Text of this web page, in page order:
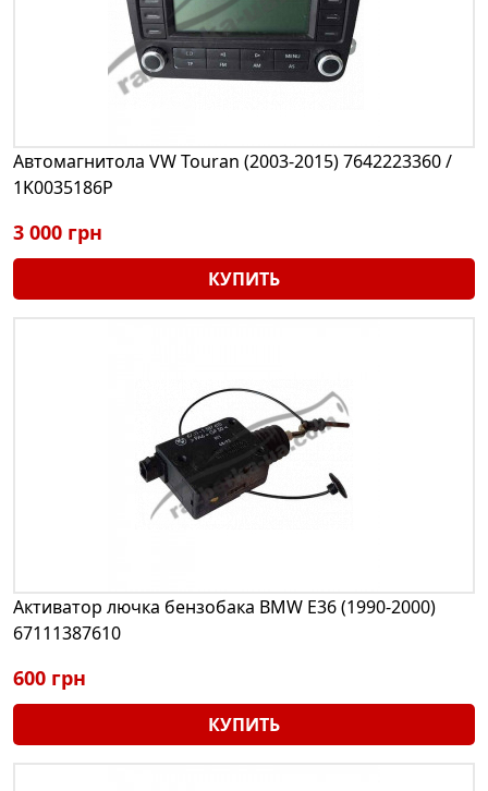
Автомагнитола VW Touran (2003-2015) 7642223360 /
1K0035186P
3 000 грн
КУПИТЬ
Активатор лючка бензобака BMW E36 (1990-2000)
67111387610
600 грн
КУПИТЬ